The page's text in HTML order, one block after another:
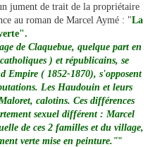
jument de trait de la propriétaire
au roman de Marcel Aymé : "La
de Claquebue, quelque part en
) et républicains, se
Empire ( 1852-1870), s'opposent
Les Haudouin et leurs
calotins. Ces différences
sexuel différent : Marcel
de ces 2 familles et du village,
verte mise en peinture.""